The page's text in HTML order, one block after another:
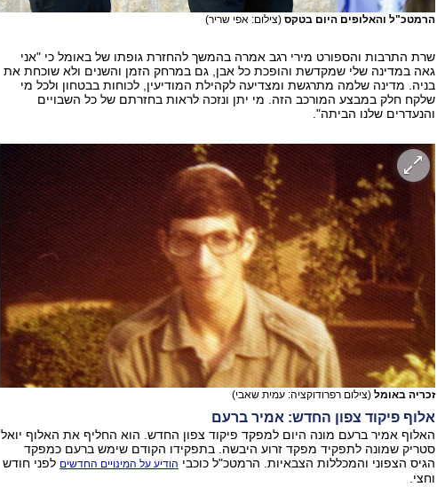
הרמטכ"ל והאלופים היום בטקס (צילום: אפי שריר)
שרת התרבות והספורט מירי רגב אמרה בהמשך להחזרת גופתו של באומל כי "אני
גאה במדינה שלי שמקדשת והופכת כל אבן, גם במרחק הזמן והשנים ולא שוכחת את
בניה. מדינה שלמה מתרגשת ומצדיעה לקהילת המודיעין, לכוחות בבטחון ולכל מי
שלקח חלק במבצע המורכב הזה. מי יתן ונזכה לראות בחזרתם של כל השבויים
והנעדרים שלנו הביתה".
זכריה באומל (צילום רפרודוקציה: עמית שאבי)
אלוף פיקוד צפון החדש: אמיר ברעם
האלוף אמיר ברעם מונה היום למפקד פיקוד צפון החדש. הוא החליף את האלוף יואל
סטריק שמונה לתפקיד מפקד זרוע היבשה. בתפקידו הקודם שימש ברעם כמפקד
הגיס הצפוני והמכללות הצבאיות. הרמטכ"ל כוכבי הודיע על המינויים החדשים לפני חודש
וחצי.